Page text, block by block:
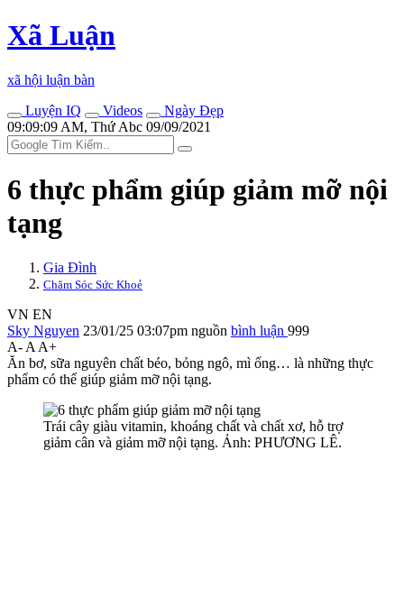
Xã Luận
xã hội luận bàn
Luyện IQ
Videos
Ngày Đẹp
09:09:09 AM, Thứ Abc 09/09/2021
6 thực phẩm giúp giảm mỡ nộ‌i
tạn‌g
Gia Đình
Chăm Sóc Sức Khoẻ
VN EN
Sky Nguyen 23/01/25 03:07pm nguồn bình luận 999
A- A A+
Ăn bơ, sữa nguyên chất béo, bỏng ngô, mì ống… là những thực
phẩm có thể giúp giảm mỡ nộ‌i tạn‌g.
Trái cây giàu vitamin, khoáng chất và chất xơ, hỗ trợ
giảm cân và giảm mỡ nộ‌i tạn‌g. Ảnh: PHƯƠNG LÊ.